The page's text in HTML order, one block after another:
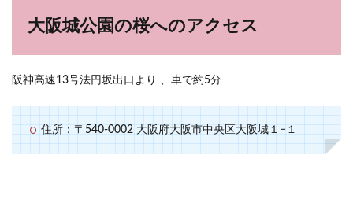
大阪城公園の桜へのアクセス
阪神高速13号法円坂出口より 、車で約5分
住所：〒540-0002 大阪府大阪市中央区大阪城１−１